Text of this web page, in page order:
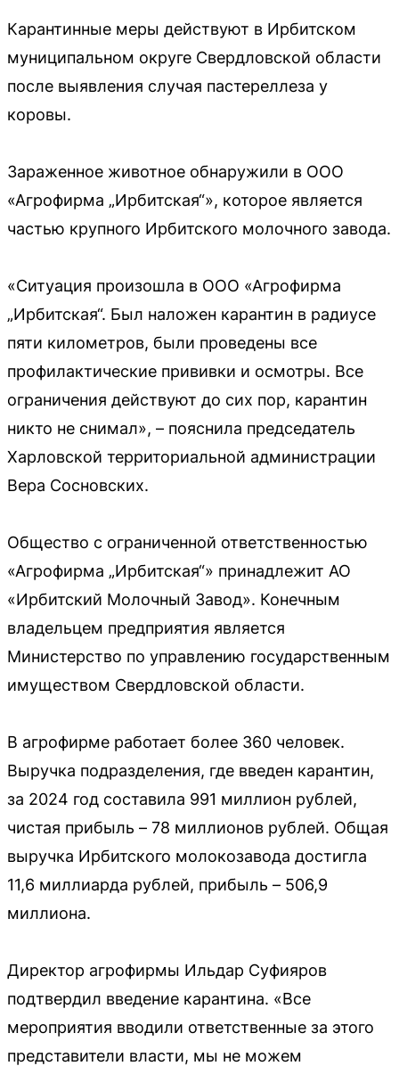
Карантинные меры действуют в Ирбитском
муниципальном округе Свердловской области
после выявления случая пастереллеза у
коровы.
Зараженное животное обнаружили в ООО
«Агрофирма „Ирбитская“», которое является
частью крупного Ирбитского молочного завода.
«Ситуация произошла в ООО «Агрофирма
„Ирбитская“. Был наложен карантин в радиусе
пяти километров, были проведены все
профилактические прививки и осмотры. Все
ограничения действуют до сих пор, карантин
никто не снимал», – пояснила председатель
Харловской территориальной администрации
Вера Сосновских.
Общество с ограниченной ответственностью
«Агрофирма „Ирбитская“» принадлежит АО
«Ирбитский Молочный Завод». Конечным
владельцем предприятия является
Министерство по управлению государственным
имуществом Свердловской области.
В агрофирме работает более 360 человек.
Выручка подразделения, где введен карантин,
за 2024 год составила 991 миллион рублей,
чистая прибыль – 78 миллионов рублей. Общая
выручка Ирбитского молокозавода достигла
11,6 миллиарда рублей, прибыль – 506,9
миллиона.
Директор агрофирмы Ильдар Суфияров
подтвердил введение карантина. «Все
мероприятия вводили ответственные за этого
представители власти, мы не можем